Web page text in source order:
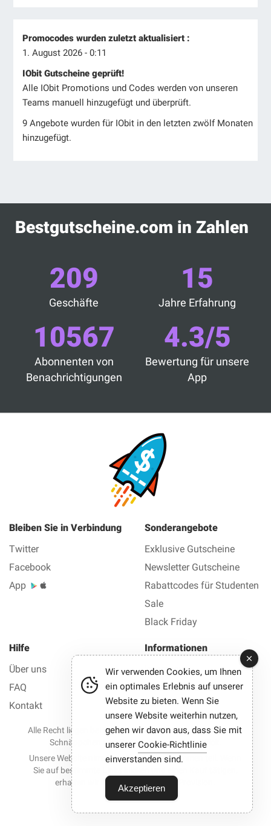
Promocodes wurden zuletzt aktualisiert :
1. August 2026 - 0:11
IObit Gutscheine geprüft!
Alle IObit Promotions und Codes werden von unseren
Teams manuell hinzugefügt und überprüft.
9 Angebote wurden für IObit in den letzten zwölf Monaten
hinzugefügt.
Bestgutscheine.com in Zahlen
209
Geschäfte
15
Jahre Erfahrung
10567
Abonnenten von
Benachrichtigungen
4.3/5
Bewertung für unsere
App
Bleiben Sie in Verbindung
Twitter
Facebook
App
Sonderangebote
Exklusive Gutscheine
Newsletter Gutscheine
Rabattcodes für Studenten
Sale
Black Friday
Hilfe
Über uns
FAQ
Kontakt
Informationen
Impressum
Datenschutz AGB
Alle Recht liegen bei © 2012-2026 Best Gutscheine — Alle
Schnäppchen und Gutscheine mit einem Klick.
Unsere Website nimmt an Partnerprogrammen teil. Wenn
Sie auf bestimmte Links klicken und einen Kauf tätigen,
erhalten wir möglicherweise eine Provision.
Wir verwenden Cookies, um Ihnen
ein optimales Erlebnis auf unserer
Website zu bieten. Wenn Sie
unsere Website weiterhin nutzen,
gehen wir davon aus, dass Sie mit
unserer Cookie-Richtlinie
einverstanden sind.
Akzeptieren